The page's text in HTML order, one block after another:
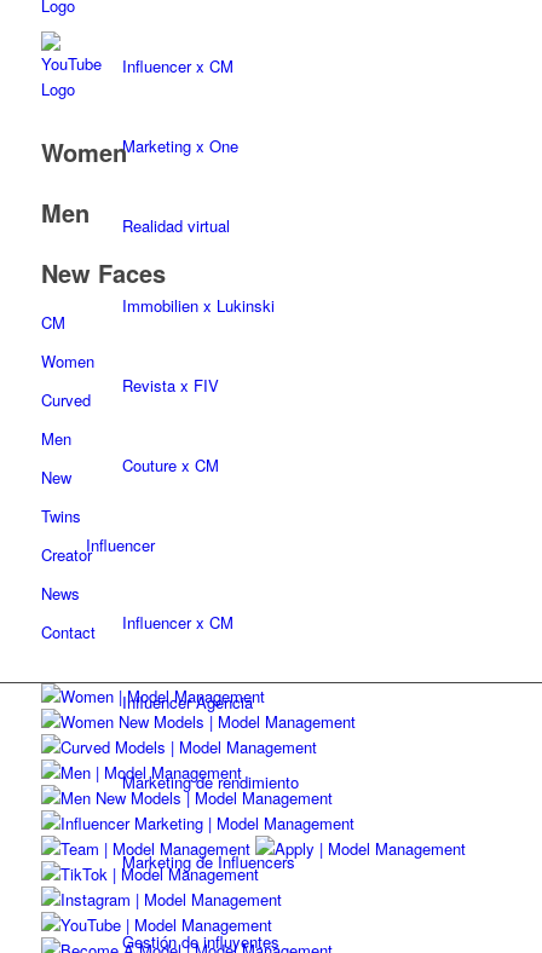
Influencer x CM
Marketing x One
Realidad virtual
Immobilien x Lukinski
Revista x FIV
Couture x CM
Influencer
Influencer x CM
Influencer Agencia
Marketing de rendimiento
Marketing de Influencers
Gestión de influyentes
Women
Men
New Faces
CM
Women
Curved
Men
New
Twins
Creator
News
Contact